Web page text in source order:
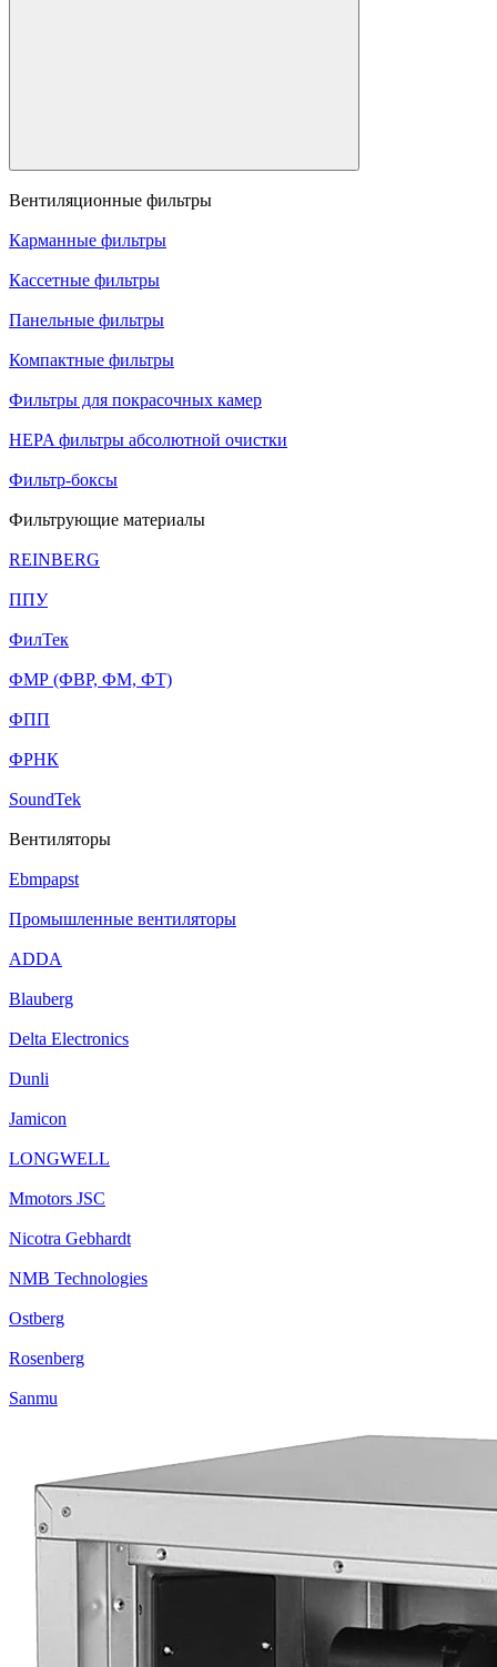
Вентиляционные фильтры
Карманные фильтры
Кассетные фильтры
Панельные фильтры
Компактные фильтры
Фильтры для покрасочных камер
HEPA фильтры абсолютной очистки
Фильтр-боксы
Фильтрующие материалы
REINBERG
ППУ
ФилТек
ФМР (ФВР, ФМ, ФТ)
ФПП
ФРНК
SoundTek
Вентиляторы
Ebmpapst
Промышленные вентиляторы
ADDA
Blauberg
Delta Electronics
Dunli
Jamicon
LONGWELL
Mmotors JSC
Nicotra Gebhardt
NMB Technologies
Ostberg
Rosenberg
Sanmu